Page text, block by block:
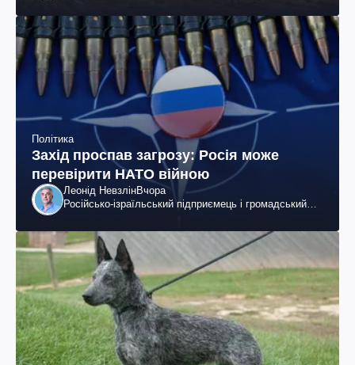
Політика
Захід проспав загрозу: Росія може
перевірити НАТО війною
Леонід НевзлінВчора
Російсько-ізраїльський підприємець і громадський